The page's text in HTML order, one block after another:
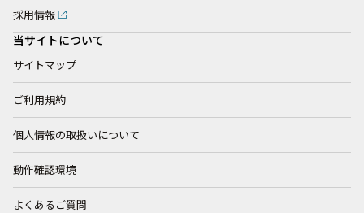
採用情報
当サイトについて
サイトマップ
ご利用規約
個人情報の取扱いについて
動作確認環境
よくあるご質問